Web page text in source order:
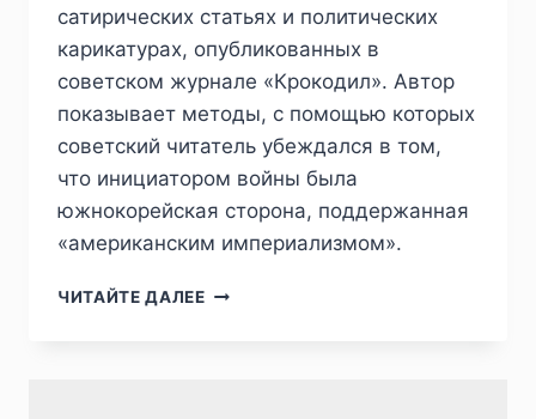
сатирических статьях и политических
карикатурах, опубликованных в
советском журнале «Крокодил». Автор
показывает методы, с помощью которых
советский читатель убеждался в том,
что инициатором войны была
южнокорейская сторона, поддержанная
«американским империализмом».
ЧИТАЙТЕ ДАЛЕЕПИЖ